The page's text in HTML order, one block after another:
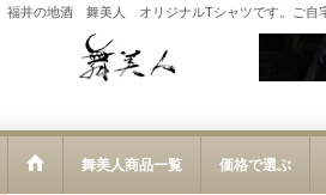
福井の地酒 舞美人 オリジナルTシャツです。ご自
舞美人商品一覧 価格で選ぶ